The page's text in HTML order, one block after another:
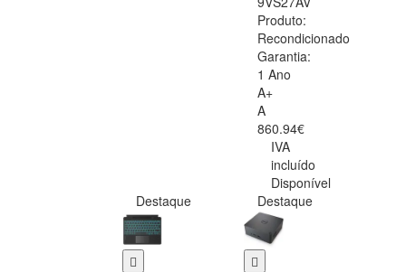
Produto:
Recondicionado
Garantia:
1 Ano
A+
A
860.94€
IVA
incluído
Disponível
Destaque
Destaque